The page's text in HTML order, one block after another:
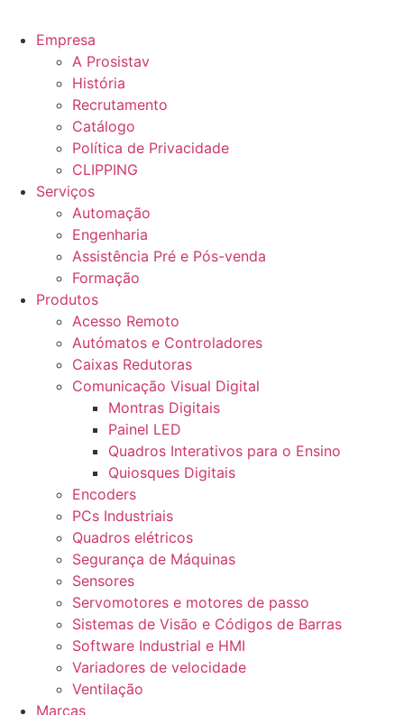
Empresa
A Prosistav
História
Recrutamento
Catálogo
Política de Privacidade
CLIPPING
Serviços
Automação
Engenharia
Assistência Pré e Pós-venda
Formação
Produtos
Acesso Remoto
Autómatos e Controladores
Caixas Redutoras
Comunicação Visual Digital
Montras Digitais
Painel LED
Quadros Interativos para o Ensino
Quiosques Digitais
Encoders
PCs Industriais
Quadros elétricos
Segurança de Máquinas
Sensores
Servomotores e motores de passo
Sistemas de Visão e Códigos de Barras
Software Industrial e HMI
Variadores de velocidade
Ventilação
Marcas